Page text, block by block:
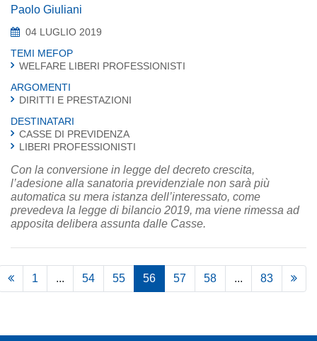
Paolo Giuliani
04 LUGLIO 2019
TEMI MEFOP
WELFARE LIBERI PROFESSIONISTI
ARGOMENTI
DIRITTI E PRESTAZIONI
DESTINATARI
CASSE DI PREVIDENZA
LIBERI PROFESSIONISTI
Con la conversione in legge del decreto crescita,
l’adesione alla sanatoria previdenziale non sarà più
automatica su mera istanza dell’interessato, come
prevedeva la legge di bilancio 2019, ma viene rimessa ad
apposita delibera assunta dalle Casse.
1 ... 54 55 56 57 58 ... 83